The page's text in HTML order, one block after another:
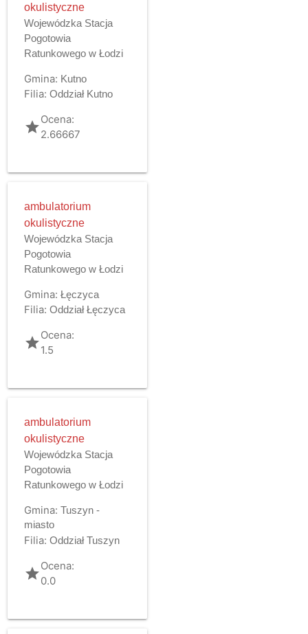
okulistyczne
Wojewódzka Stacja
Pogotowia
Ratunkowego w Łodzi
Gmina: Kutno
Filia: Oddział Kutno
gradeOcena:
2.66667
ambulatorium
okulistyczne
Wojewódzka Stacja
Pogotowia
Ratunkowego w Łodzi
Gmina: Łęczyca
Filia: Oddział Łęczyca
gradeOcena:
1.5
ambulatorium
okulistyczne
Wojewódzka Stacja
Pogotowia
Ratunkowego w Łodzi
Gmina: Tuszyn -
miasto
Filia: Oddział Tuszyn
gradeOcena:
0.0